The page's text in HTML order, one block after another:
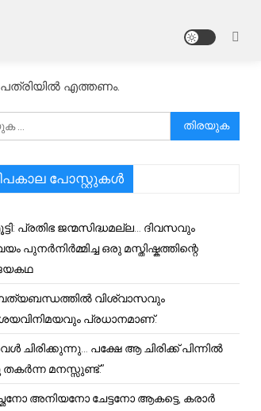
എത്തണം.
അനേഷിക്കുക
പോസ്റ്റുകൾ
പ്രതിഭ ജന്മസിദ്ധമല്ല… ദിവസവും
പുനർനിർമ്മിച്ച ഒരു മസ്തിഷ്കത്തിന്റെ
വിശ്വാസവും
പ്രധാനമാണ്.
ചിരിക്കുന്നു… പക്ഷേ ആ ചിരിക്ക് പിന്നിൽ
മനസ്സുണ്ട്.”
അനിയനോ ചേട്ടനോ ആകട്ടെ, കരാർ